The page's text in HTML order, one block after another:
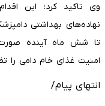
وی تاکید کرد: این
نهاده‌های بهداشتی
تا شش ماه آینده صورت
امنیت غذای خام دامی را
انتهای پیام/